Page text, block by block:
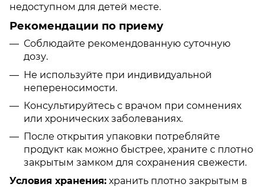
недоступном для детей месте.
Рекомендации по приему
Соблюдайте рекомендованную суточную
дозу.
Не используйте при индивидуальной
непереносимости.
Консультируйтесь с врачом при сомнениях
или хронических заболеваниях.
После открытия упаковки потребляйте
продукт как можно быстрее, храните с плотно
закрытым замком для сохранения свежести.
Условия хранения: хранить плотно закрытым в